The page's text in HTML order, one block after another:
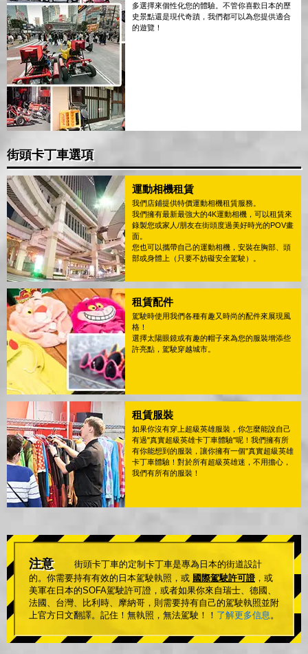
多選擇來個性化您的體驗。不管你喜歡日本的歷
史景點還是現代奇蹟，我們都可以為您提供適合
的遊覽！
街頭卡丁車選項
運動相機租賃
我們店鋪提供特價運動相機租賃服務。
我們擁有最新最強大的4K運動相機，可以租賃來
錄製您或家人/朋友在街頭度過美好時光的POV畫
面。
您也可以攜帶自己的運動相機，安裝在胸部、頭
部或身體上（只要不妨礙安全駕駛）。
租賃配件
駕駛時使用我們各種有趣又時尚的配件來展現風
格！
選擇太陽眼鏡或有趣的帽子來為您的服裝增添些
許亮點，駕駛穿越城市。
租賃服裝
如果你沒有穿上超級英雄服裝，你怎麼能說自己
有過"真實超級英雄卡丁車體驗"呢！我們擁有所
有你能想到的服裝，讓你擁有一個"真實超級英雄
卡丁車體驗！對於所有超級英雄迷，不用擔心，
我們有所有的服裝！
注意
街頭卡丁車的定制卡丁車是專為日本的街道設計
的。你需要持有有效的日本駕駛執照，或 國際駕駛許可證，或
美軍在日本的SOFA駕駛許可證，或者如果你來自瑞士、德國、
法國、台灣、比利時、摩納哥，則需要持有自己的駕駛執照並附
上官方日文翻譯。記住！無執照，無法駕駛！！ 了解更多信息。